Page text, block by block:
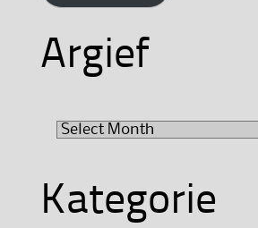
Argief
Kategorie